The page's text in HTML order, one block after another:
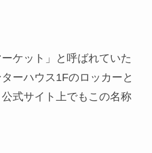
ケット」と呼ばれていた
ーハウス1Fのロッカーと
式サイト上でもこの名称